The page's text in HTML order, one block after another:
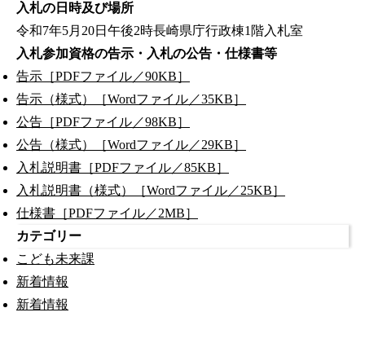
入札の日時及び場所
令和7年5月20日午後2時長崎県庁行政棟1階入札室
入札参加資格の告示・入札の公告・仕様書等
告示［PDFファイル／90KB］
告示（様式）［Wordファイル／35KB］
公告［PDFファイル／98KB］
公告（様式）［Wordファイル／29KB］
入札説明書［PDFファイル／85KB］
入札説明書（様式）［Wordファイル／25KB］
仕様書［PDFファイル／2MB］
カテゴリー
こども未来課
新着情報
新着情報